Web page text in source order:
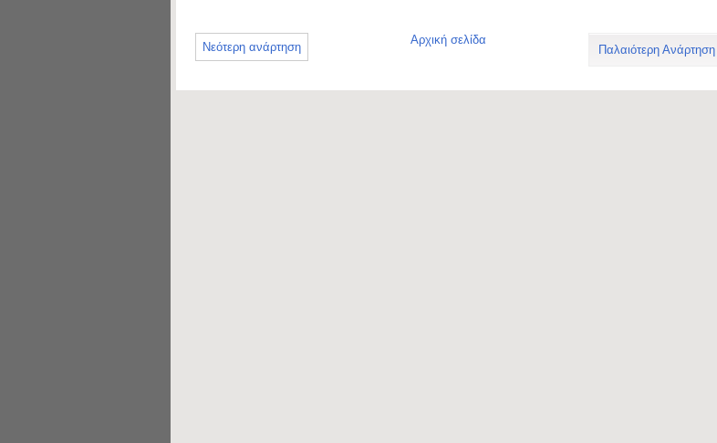
Νεότερη ανάρτηση Παλαιότερη Ανάρτηση
Αρχική σελίδα